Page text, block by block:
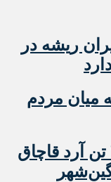
ریشه در
میان مردم
کشف بیش از ۳ تن آرد قاچاق